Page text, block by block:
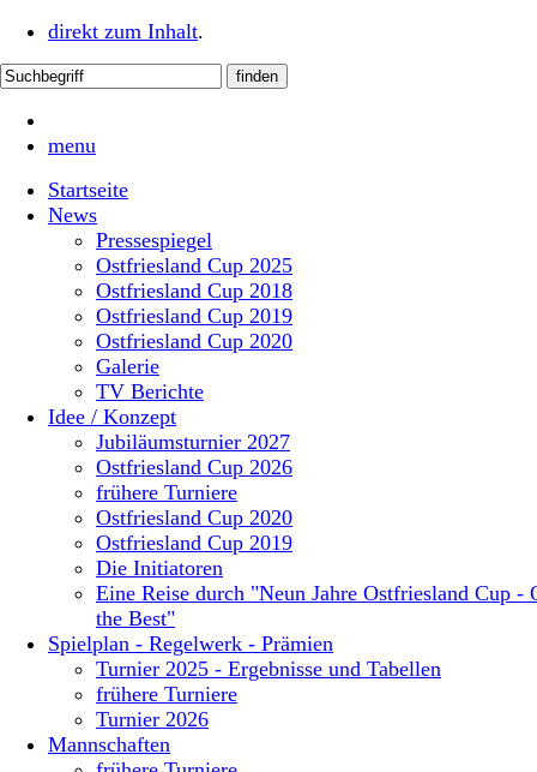
direkt zum Inhalt.
menu
Startseite
News
Pressespiegel
Ostfriesland Cup 2025
Ostfriesland Cup 2018
Ostfriesland Cup 2019
Ostfriesland Cup 2020
Galerie
TV Berichte
Idee / Konzept
Jubiläumsturnier 2027
Ostfriesland Cup 2026
frühere Turniere
Ostfriesland Cup 2020
Ostfriesland Cup 2019
Die Initiatoren
Eine Reise durch "Neun Jahre Ostfriesland Cup -
the Best"
Spielplan - Regelwerk - Prämien
Turnier 2025 - Ergebnisse und Tabellen
frühere Turniere
Turnier 2026
Mannschaften